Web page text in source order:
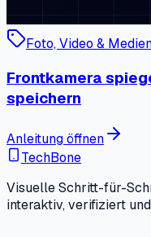
Foto, Video &
Frontkamera
speichern
Anleitung öffnen
TechBone
Visuelle Schritt-für-
interaktiv, verifiziert